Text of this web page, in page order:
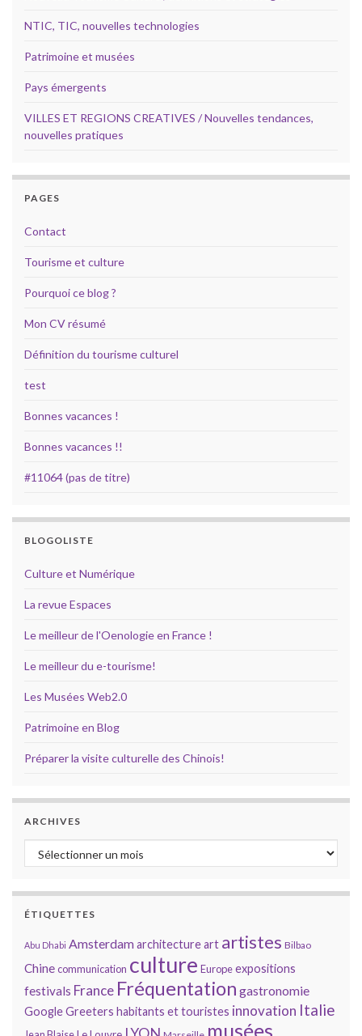
NTIC, TIC, nouvelles technologies
Patrimoine et musées
Pays émergents
VILLES ET REGIONS CREATIVES / Nouvelles tendances,
nouvelles pratiques
PAGES
Contact
Tourisme et culture
Pourquoi ce blog ?
Mon CV résumé
Définition du tourisme culturel
test
Bonnes vacances !
Bonnes vacances !!
#11064 (pas de titre)
BLOGOLISTE
Culture et Numérique
La revue Espaces
Le meilleur de l'Oenologie en France !
Le meilleur du e-tourisme!
Les Musées Web2.0
Patrimoine en Blog
Préparer la visite culturelle des Chinois!
ARCHIVES
Archives
ÉTIQUETTES
Abu Dhabi Amsterdamarchitectureart artistes Bilbao
Chinecommunication culture Europeexpositions
festivals France Fréquentation gastronomie
GoogleGreeters habitants et touristes innovation Italie
musées